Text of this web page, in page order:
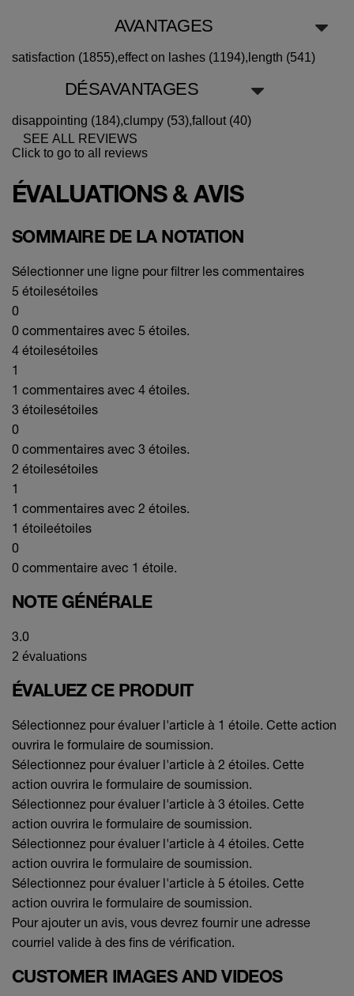
AVANTAGES
satisfaction (1855),effect on lashes (1194), length (541)
DÉSAVANTAGES
disappointing (184),clumpy (53),fallout (40)
SEE ALL REVIEWS
Click to go to all reviews
ÉVALUATIONS & AVIS
SOMMAIRE DE LA NOTATION
Sélectionner une ligne pour filtrer les commentaires
5 étoilesétoiles
0
0 commentaires avec 5 étoiles.
4 étoilesétoiles
1
1 commentaires avec 4 étoiles.
3 étoilesétoiles
0
0 commentaires avec 3 étoiles.
2 étoilesétoiles
1
1 commentaires avec 2 étoiles.
1 étoileétoiles
0
0 commentaire avec 1 étoile.
NOTE GÉNÉRALE
3.0
2 évaluations
ÉVALUEZ CE PRODUIT
Sélectionnez pour évaluer l'article à 1 étoile. Cette action
ouvrira le formulaire de soumission.
Sélectionnez pour évaluer l'article à 2 étoiles. Cette
action ouvrira le formulaire de soumission.
Sélectionnez pour évaluer l'article à 3 étoiles. Cette
action ouvrira le formulaire de soumission.
Sélectionnez pour évaluer l'article à 4 étoiles. Cette
action ouvrira le formulaire de soumission.
Sélectionnez pour évaluer l'article à 5 étoiles. Cette
action ouvrira le formulaire de soumission.
Pour ajouter un avis, vous devrez fournir une adresse
courriel valide à des fins de vérification.
CUSTOMER IMAGES AND VIDEOS